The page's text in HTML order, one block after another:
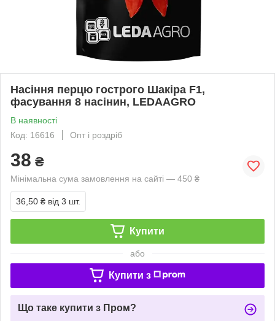
Насіння перцю гострого Шакіра F1,
фасування 8 насінин, LEDAAGRO
В наявності
Код: 16616
Опт і роздріб
38 ₴
Мінімальна сума замовлення на сайті — 450 ₴
36,50 ₴ від 3 шт.
Купити
або
Купити з
Що таке купити з Пром?